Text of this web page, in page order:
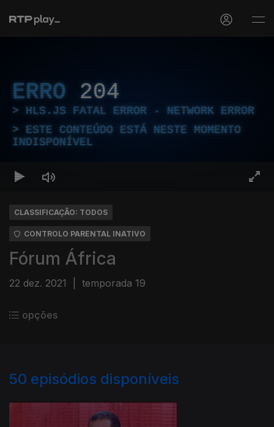
ERRO 204
HLS.JS FATAL ERROR - NETWORK ERROR
ESTE CONTEÚDO ESTÁ NESTE MOMENTO
INDISPONÍVEL
CLASSIFICAÇÃO: TODOS
CONTROLO PARENTAL INATIVO
Fórum África
22 dez. 2021 temporada 19
opções
50 episódios disponíveis